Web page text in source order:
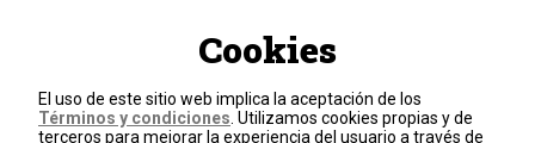
Política de cookies
Términos y condiciones
Cookies
El uso de este sitio web implica la aceptación de los
Términos y condiciones . Utilizamos cookies propias y de
terceros para mejorar la experiencia del usuario a través de